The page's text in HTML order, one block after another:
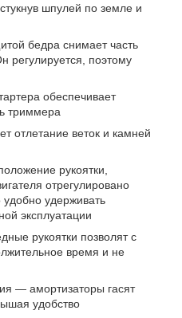
шпулей по земле и
бедра снимает часть
регулируется, поэтому
обеспечивает
триммера
отлетание веток и камней
рукоятки,
отрегулировано
удерживать
эксплуатации
рукоятки позволят с
время и не
— амортизаторы гасят
удобство